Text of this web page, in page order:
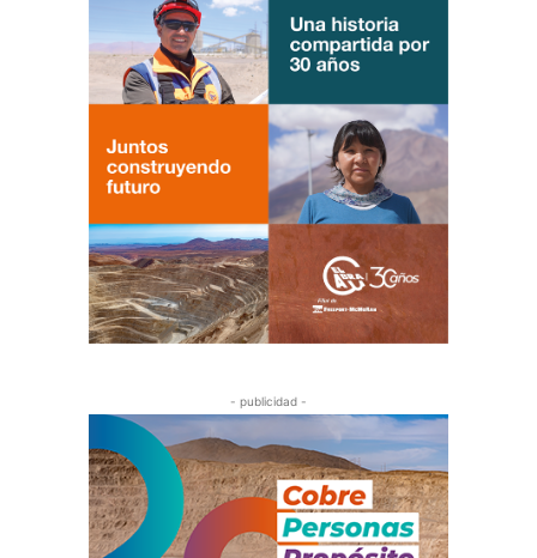
- publicidad -